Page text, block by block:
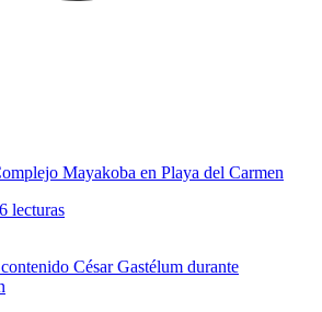
Mayakoba en Playa del Carmen
lecturas
César Gastélum durante